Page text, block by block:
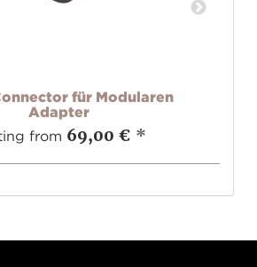
für Modularen
Adapter
from 69,00 € *